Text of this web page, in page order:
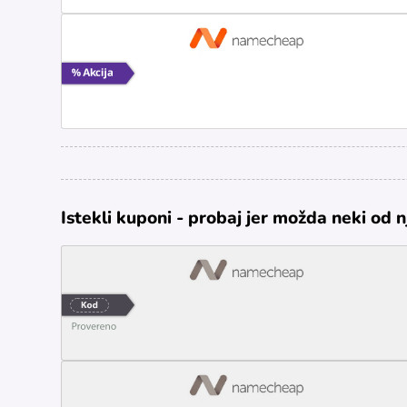
Istekli kuponi - probaj jer možda neki od